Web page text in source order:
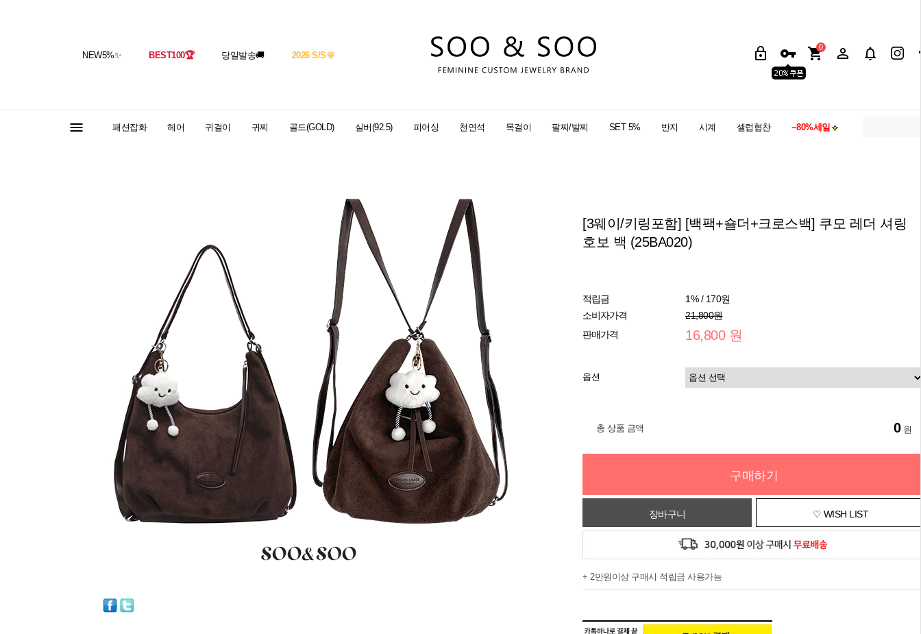
NEW5%✨ BEST100🏆 당일발송🚚 2026 S/S🌞
0
패션잡화 헤어 귀걸이 귀찌 골드(GOLD) 실버(92.5) 피어싱 천연석 목걸이 팔찌/발찌 SET 5% 반지 시계 셀럽협찬 ~80%세일
[3웨이/키링포함] [백팩+숄더+크로스백] 쿠모 레더 셔링
호보 백 (25BA020)
적립금
1% / 170원
소비자가격
21,800원
판매가격
16,800 원
옵션
총 상품 금액 0 원
구매하기
장바구니 ♡ WISH LIST
+ 2만원이상 구매시 적립금 사용가능